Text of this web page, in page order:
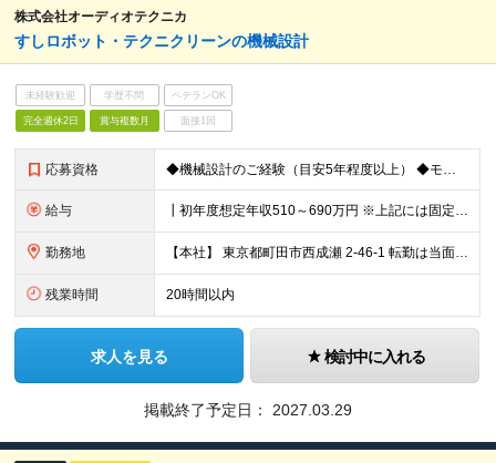
株式会社オーディオテクニカ
すしロボット・テクニクリーンの機械設計
未経験歓迎 学歴不問 ベテランOK
完全週休2日 賞与複数月 面接1回
応募資格 ◆機械設計のご経験（目安5年程度以上） ◆モーター制御のご経験 ◆3DCADの使用経験
給与 ┃初年度想定年収510～690万円 ※上記には固定残業代20時間分を含みます 超過分は別途支給いたします ※試用期間あり（3ヶ月） 期間中、欠勤が発生しなければ待遇などの変更はありません
勤務地 【本社】 東京都町田市西成瀬 2-46-1 転勤は当面の間ありません。 (変更の範囲)会社の定める勤務地
残業時間 20時間以内
求人を見る 検討中に入れる
掲載終了予定日： 2027.03.29